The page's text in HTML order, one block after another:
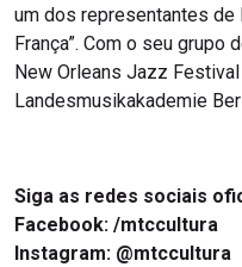
um dos representantes de
França”. Com o seu grupo
New Orleans Jazz
Landesmusikakademie
Siga as redes sociais
Facebook: /mtccultura
Instagram: @mtccultura